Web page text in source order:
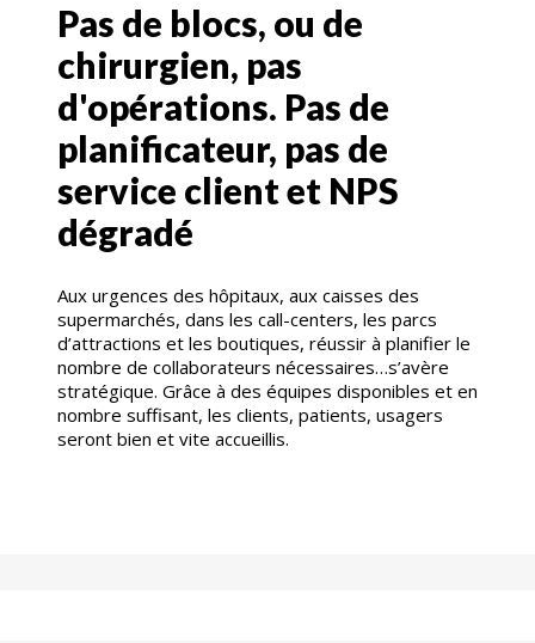
Pas de blocs, ou de
chirurgien, pas
d'opérations. Pas de
planificateur, pas de
service client et NPS
dégradé
Aux urgences des hôpitaux, aux caisses des
supermarchés, dans les call-centers, les parcs
d’attractions et les boutiques, réussir à planifier le
nombre de collaborateurs nécessaires…s’avère
stratégique. Grâce à des équipes disponibles et en
nombre suffisant, les clients, patients, usagers
seront bien et vite accueillis.